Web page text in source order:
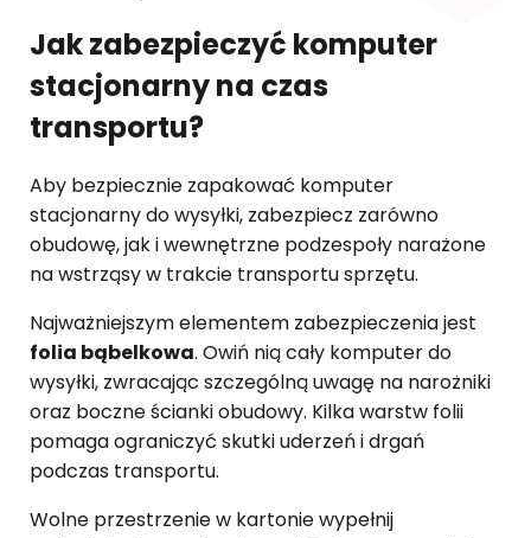
Jak zabezpieczyć komputer
stacjonarny na czas
transportu?
Aby bezpiecznie zapakować komputer
stacjonarny do wysyłki, zabezpiecz zarówno
obudowę, jak i wewnętrzne podzespoły narażone
na wstrząsy w trakcie transportu sprzętu.
Najważniejszym elementem zabezpieczenia jest
folia bąbelkowa. Owiń nią cały komputer do
wysyłki, zwracając szczególną uwagę na narożniki
oraz boczne ścianki obudowy. Kilka warstw folii
pomaga ograniczyć skutki uderzeń i drgań
podczas transportu.
Wolne przestrzenie w kartonie wypełnij